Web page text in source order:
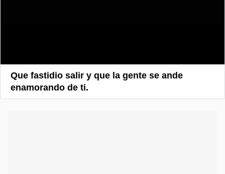
Que fastidio salir y que la gente se ande
enamorando de ti.